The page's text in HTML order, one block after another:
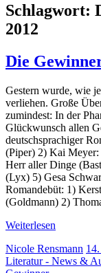
Schlagwort:
2012
Die
Gestern wurde, wie
verliehen. Große
zumindest: In der
Glückwunsch allen
deutschsprachiger
(Piper) 2) Kai Meyer:
Herr aller Dinge
(Lyx) 5) Gesa
Romandebüt: 1)
(Goldmann) 2)
Weiterlesen
Nicole Rensmann
Literatur - News &